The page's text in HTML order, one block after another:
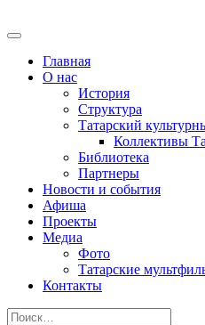
Главная
О нас
История
Структура
Татарский
Коллективы
Библиотека
Партнеры
Новости и события
Афиша
Проекты
Медиа
Фото
Татарские
Контакты